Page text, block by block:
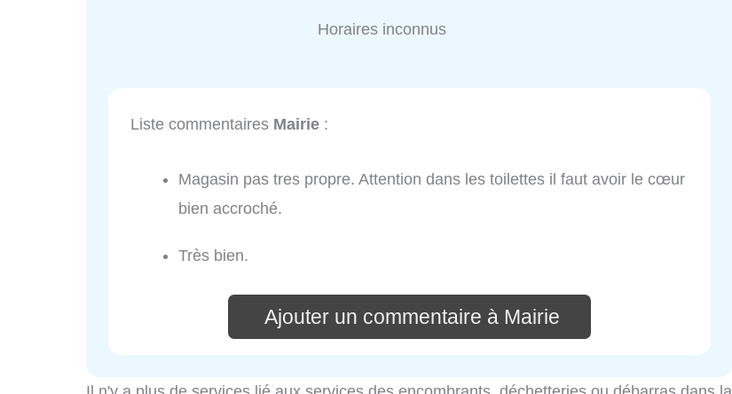
Horaires inconnus
Liste commentaires Mairie :
Magasin pas tres propre. Attention dans les toilettes il faut avoir le cœur
bien accroché.
Très bien.
Ajouter un commentaire à Mairie